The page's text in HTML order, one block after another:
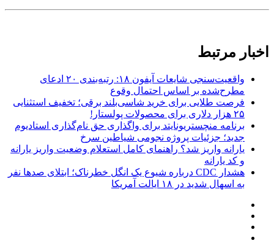
اخبار مرتبط
واقعیت‌سنجی شایعات آیفون ۱۸: رتبه‌بندی ۲۰ ادعای
مطرح‌شده بر اساس احتمال وقوع
فرصت طلایی برای خرید شاسی‌بلند برقی؛ تخفیف استثنایی
۲۵ هزار دلاری برای محصولات پولستار!
برنامه منچستریونایتد برای واگذاری حق نام‌گذاری استادیوم
جدید؛ جزئیات پروژه نجومی شیاطین سرخ
یارانه واریز شد؟ راهنمای کامل استعلام وضعیت واریز یارانه
و کد یارانه
هشدار CDC درباره شیوع یک انگل خطرناک؛ ابتلای صدها نفر
به اسهال شدید در ۱۸ ایالت آمریکا